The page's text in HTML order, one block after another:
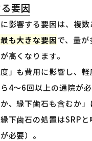
要因
影響する要因は、複数
も大きな要因で、量
高くなります。
」も費用に影響し、軽
4〜6回以上の通院が必
か、縁下歯石も含むか
下歯石の処置はSRPと
必要）。